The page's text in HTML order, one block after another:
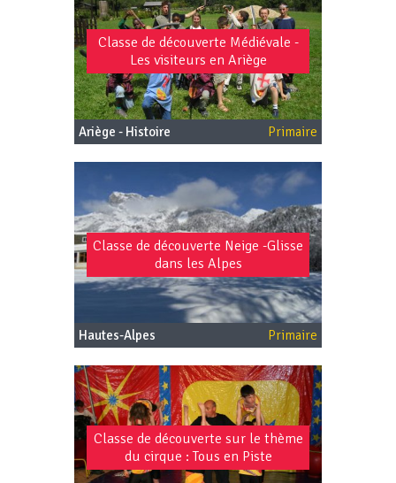
Classe de découverte Médiévale -
Les visiteurs en Ariège
Ariège - Histoire Primaire
Classe de découverte Neige -Glisse
dans les Alpes
Hautes-Alpes Primaire
Classe de découverte sur le thème
du cirque : Tous en Piste